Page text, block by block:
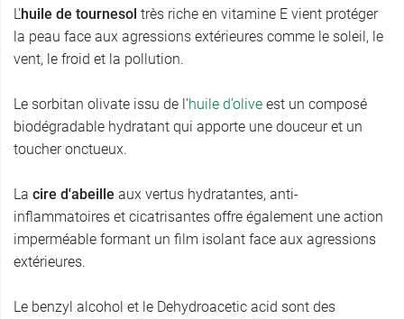
L'huile de tournesol très riche en vitamine E vient protéger
la peau face aux agressions extérieures comme le soleil, le
vent, le froid et la pollution.
Le sorbitan olivate issu de l'huile d’olive est un composé
biodégradable hydratant qui apporte une douceur et un
toucher onctueux.
La cire d'abeille aux vertus hydratantes, anti-
inflammatoires et cicatrisantes offre également une action
imperméable formant un film isolant face aux agressions
extérieures.
Le benzyl alcohol et le Dehydroacetic acid sont des